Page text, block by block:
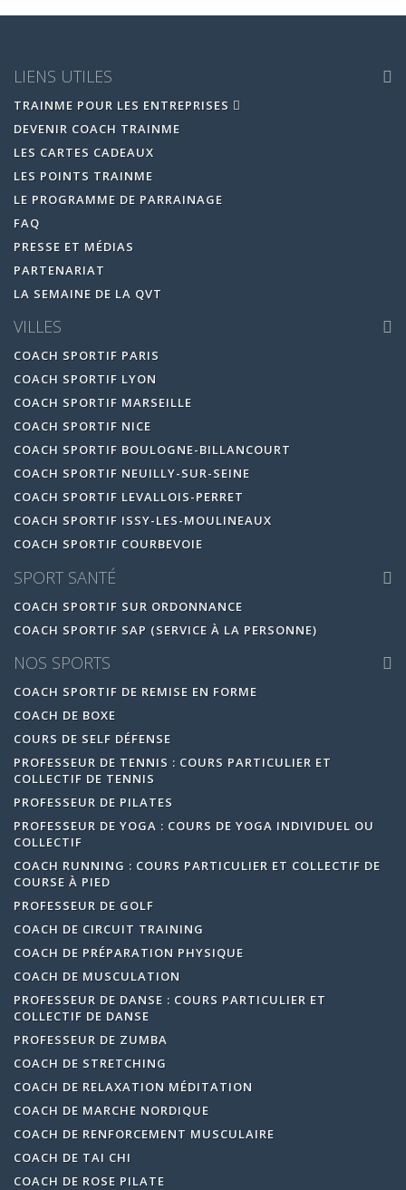
LIENS UTILES
TRAINME POUR LES ENTREPRISES
DEVENIR COACH TRAINME
LES CARTES CADEAUX
LES POINTS TRAINME
LE PROGRAMME DE PARRAINAGE
FAQ
PRESSE ET MÉDIAS
PARTENARIAT
LA SEMAINE DE LA QVT
VILLES
COACH SPORTIF PARIS
COACH SPORTIF LYON
COACH SPORTIF MARSEILLE
COACH SPORTIF NICE
COACH SPORTIF BOULOGNE-BILLANCOURT
COACH SPORTIF NEUILLY-SUR-SEINE
COACH SPORTIF LEVALLOIS-PERRET
COACH SPORTIF ISSY-LES-MOULINEAUX
COACH SPORTIF COURBEVOIE
SPORT SANTÉ
COACH SPORTIF SUR ORDONNANCE
COACH SPORTIF SAP (SERVICE À LA PERSONNE)
NOS SPORTS
COACH SPORTIF DE REMISE EN FORME
COACH DE BOXE
COURS DE SELF DÉFENSE
PROFESSEUR DE TENNIS : COURS PARTICULIER ET
COLLECTIF DE TENNIS
PROFESSEUR DE PILATES
PROFESSEUR DE YOGA : COURS DE YOGA INDIVIDUEL OU
COLLECTIF
COACH RUNNING : COURS PARTICULIER ET COLLECTIF DE
COURSE À PIED
PROFESSEUR DE GOLF
COACH DE CIRCUIT TRAINING
COACH DE PRÉPARATION PHYSIQUE
COACH DE MUSCULATION
PROFESSEUR DE DANSE : COURS PARTICULIER ET
COLLECTIF DE DANSE
PROFESSEUR DE ZUMBA
COACH DE STRETCHING
COACH DE RELAXATION MÉDITATION
COACH DE MARCHE NORDIQUE
COACH DE RENFORCEMENT MUSCULAIRE
COACH DE TAI CHI
COACH DE ROSE PILATE